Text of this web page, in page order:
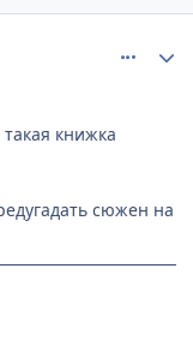
книжка
сюжен на